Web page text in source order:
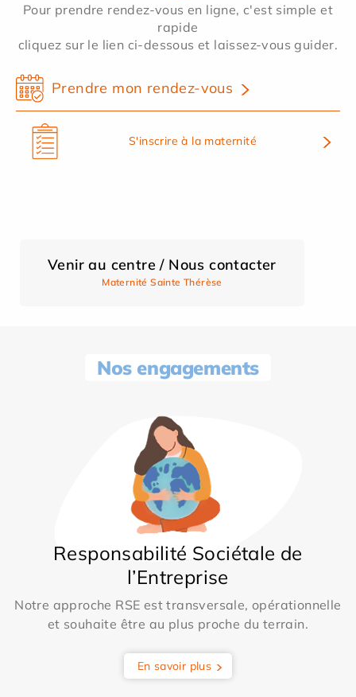
Pour prendre rendez-vous en ligne, c'est simple et
rapide
cliquez sur le lien ci-dessous et laissez-vous guider.
Prendre mon rendez-vous
S'inscrire à la maternité
Venir au centre / Nous contacter
Maternité Sainte Thérèse
Nos engagements
Responsabilité Sociétale de
l’Entreprise
Notre approche RSE est transversale, opérationnelle
et souhaite être au plus proche du terrain.
En savoir plus